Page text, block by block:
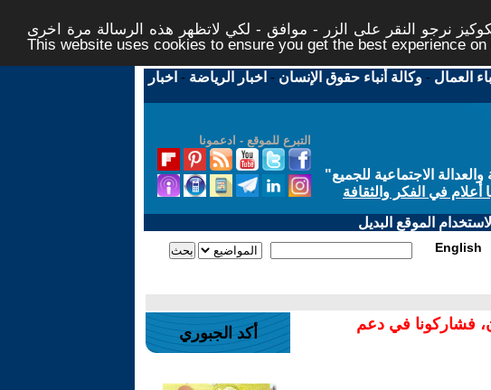
نرجو النقر على الزر - موافق - لكي لاتظهر هذه الرسالة مرة اخرى -
This website uses cookies to ensure you get the best experience on
العمال -وكالة أنباء حقوق الإنسان - اخبار الرياضة - اخبار
التبرع للموقع - ادعمونا
الاجتماعية للجميع"
أعلام في الفكر والثقافة
الموقع البديل
English
فشاركونا في دعم
أكد الجبوري